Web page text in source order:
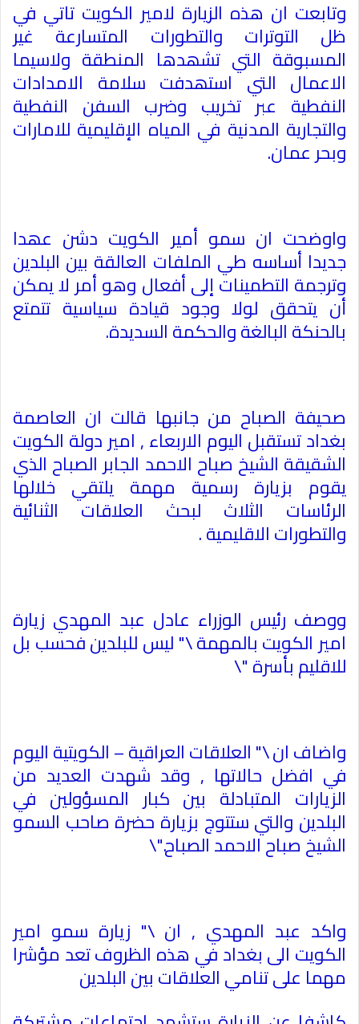
وتابعت ان ھذه الزیارة لامير الكويت تاتي في
ظل التوترات والتطورات المتسارعة غیر
المسبوقة التي تشھدھا المنطقة ولاسیما
الاعمال التي استھدفت سلامة الامدادات
النفطیة عبر تخریب وضرب السفن النفطیة
والتجاریة المدنیة في المیاه الإقلیمیة للامارات
وبحر عمان.
واوضحت ان سمو أمیر الكويت دشن عھدا
جدیدا أساسه طي الملفات العالقة بین البلدین
وترجمة التطمینات إلى أفعال وھو أمر لا یمكن
أن یتحقق لولا وجود قیادة سیاسیة تتمتع
بالحنكة البالغة والحكمة السدیدة.
صحيفة الصباح من جانبها قالت ان العاصمة
بغداد تستقبل اليوم الاربعاء , امير دولة الكويت
الشقيقة الشيخ صباح الاحمد الجابر الصباح الذي
يقوم بزيارة رسمية مهمة يلتقي خلالها
الرئاسات الثلاث لبحث العلاقات الثنائية
والتطورات الاقليمية.
ووصف رئيس الوزراء عادل عبد المهدي زيارة
امير الكويت بالمهمة \" ليس للبلدين فحسب بل
للاقليم بأسرة\"
واضاف ان \" العلاقات العراقية – الكويتية اليوم
في افضل حالاتها , وقد شهدت العديد من
الزيارات المتبادلة بين كبار المسؤولين في
البلدين والتي ستتوج بزيارة حضرة صاحب السمو
الشيخ صباح الاحمد الصباح\".
واكد عبد المهدي , ان \" زيارة سمو امير
الكويت الى بغداد في هذه الظروف تعد مؤشرا
مهما على تنامي العلاقات بين البلدين